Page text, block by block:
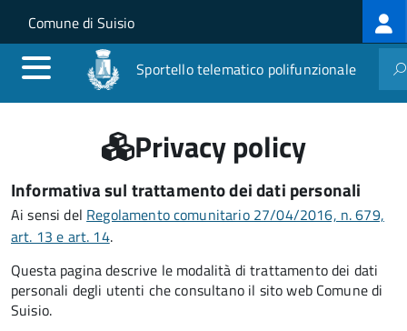
Salta al contenuto principale
Skip to site navigation
Comune di Suisio
Sportello telematico polifunzionale
Privacy policy
Informativa sul trattamento dei dati personali
Ai sensi del Regolamento comunitario 27/04/2016, n. 679,
art. 13 e art. 14.
Questa pagina descrive le modalità di trattamento dei dati
personali degli utenti che consultano il sito web Comune di
Suisio.